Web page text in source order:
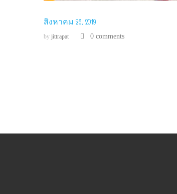
สิงหาคม 26, 2019
by jittrapat 0 comments